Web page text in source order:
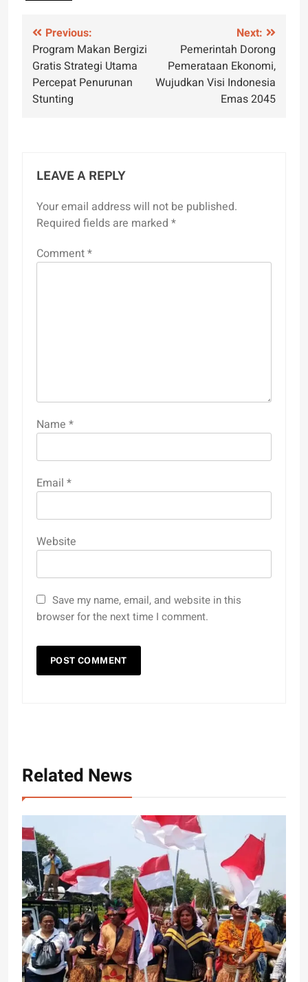
Post
navigation
Previous:
Program Makan Bergizi
Gratis Strategi Utama
Percepat Penurunan
Stunting
Next:
Pemerintah Dorong
Pemerataan Ekonomi,
Wujudkan Visi Indonesia
Emas 2045
LEAVE A REPLY
Your email address will not be published.
Required fields are marked *
Comment*
Name *
Email *
Website
Save my name, email, and website in this
browser for the next time I comment.
Related News